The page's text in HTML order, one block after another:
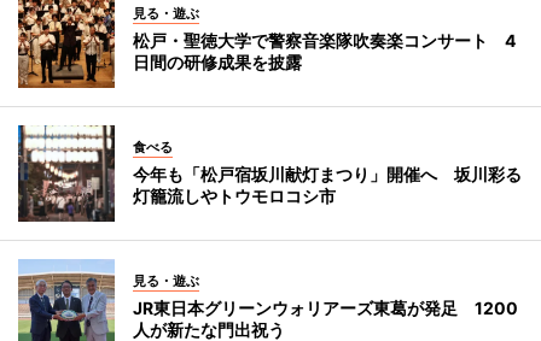
見る・遊ぶ
松戸・聖徳大学で警察音楽隊吹奏楽コンサート 4
日間の研修成果を披露
食べる
今年も「松戸宿坂川献灯まつり」開催へ 坂川彩る
灯籠流しやトウモロコシ市
見る・遊ぶ
JR東日本グリーンウォリアーズ東葛が発足 1200
人が新たな門出祝う